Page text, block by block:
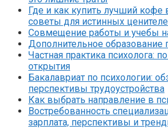
Где и как купить лучший кофе
советы для истинных
Совмещение работы и учебы
Дополнительное образование
Частная практика психолога:
открытия
Бакалавриат по психологии:
перспективы трудоустройства
Как выбрать направление в
Востребованность
зарплата, перспективы и